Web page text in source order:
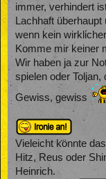
immer, verhindert
Lachhaft
wenn kein
Komme mir keiner
Wir haben ja zur
spielen oder Toljan,
Gewiss, gewiss
Vieleicht könnte
Hitz, Reus oder
Heinrich.